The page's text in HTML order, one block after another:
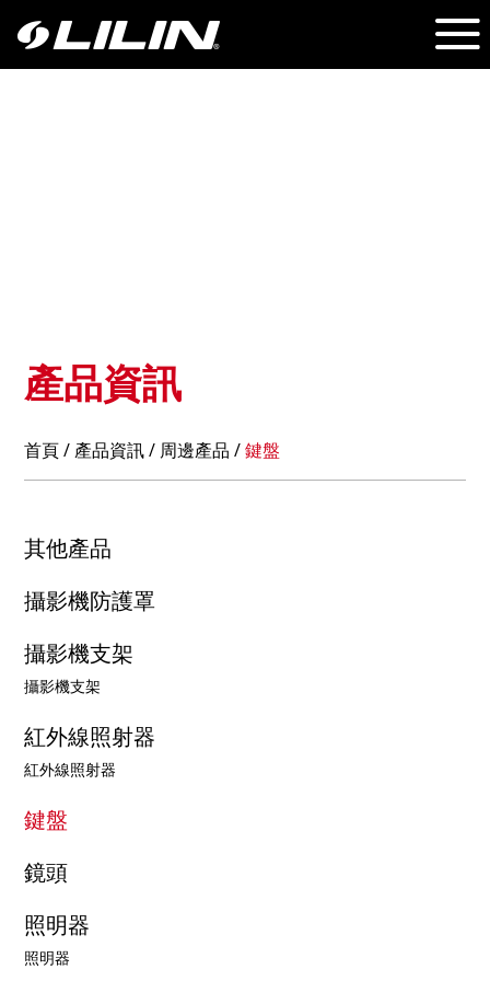
產品資訊
首頁/ 產品資訊/ 周邊產品 /鍵盤
其他產品
攝影機防護罩
攝影機支架
攝影機支架
紅外線照射器
紅外線照射器
鍵盤
鏡頭
照明器
照明器